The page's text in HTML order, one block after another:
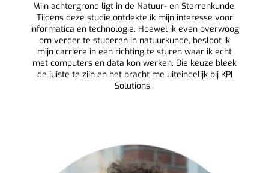
Mijn achtergrond ligt in de Natuur- en Sterrenkunde.
Tijdens deze studie ontdekte ik mijn interesse voor
informatica en technologie. Hoewel ik even overwoog
om verder te studeren in natuurkunde, besloot ik
mijn carrière in een richting te sturen waar ik echt
met computers en data kon werken. Die keuze bleek
de juiste te zijn en het bracht me uiteindelijk bij KPI
Solutions.